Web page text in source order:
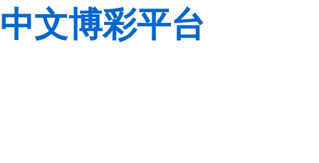
中文博彩平台